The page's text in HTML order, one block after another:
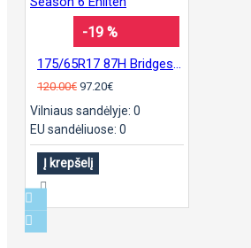
-19 %
120.00€ 97.20€
Vilniaus sandėlyje: 0
EU sandėliuose: 0
Į krepšelį